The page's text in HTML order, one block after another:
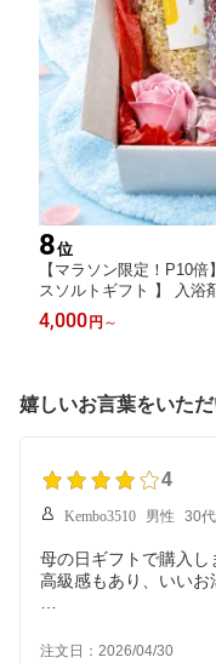
8位
【マラソン限定！P10
スソルトギフト 】 入浴
ラワー バスソルト 詰め
誕生日 お礼 女友達 女
4,000 円 ～
嬉しいお言葉をいただ
4
Kembo3510 男性 30代
母の日ギフトで購入し
高級感もあり、いいお
注文日：2026/04/30